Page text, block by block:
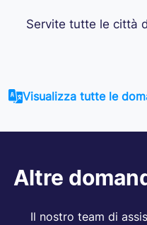
Servite tutte le città
Visualizza tutte le
Altre
Il nostro team di